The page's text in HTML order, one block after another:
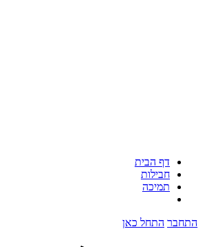
דף הבית
חבילות
תמיכה
התחבר התחל כאן